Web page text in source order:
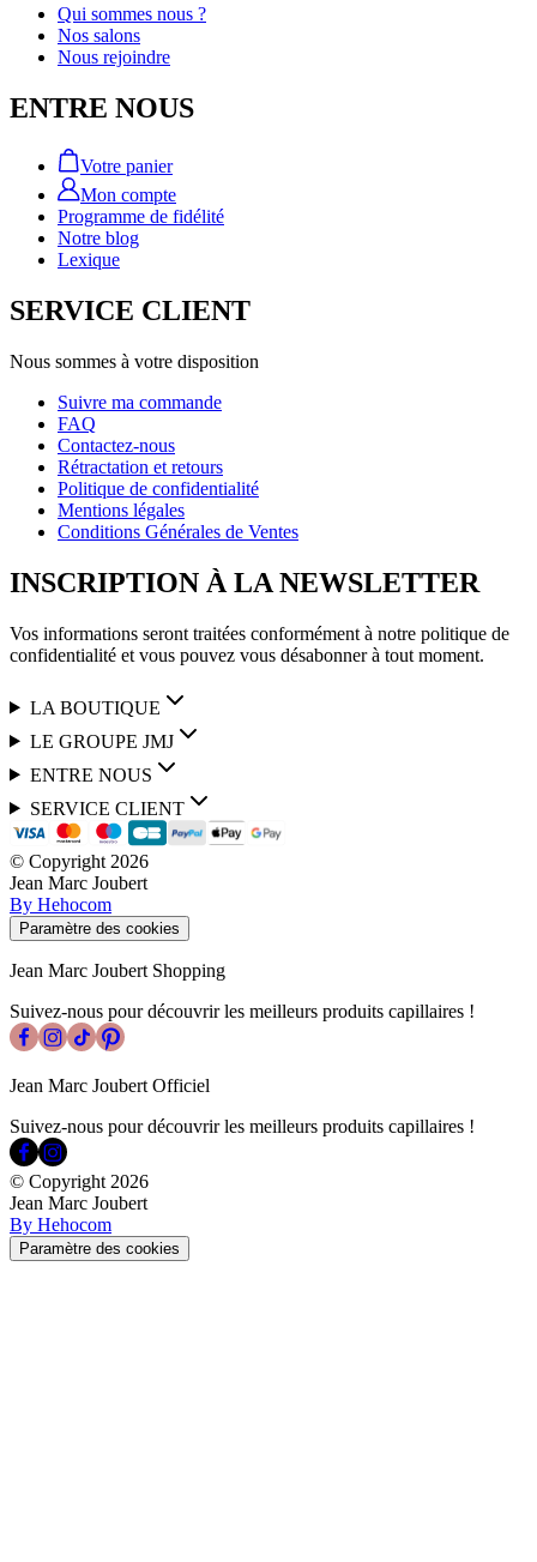
Qui sommes nous ?
Nos salons
Nous rejoindre
ENTRE NOUS
Votre panier
Mon compte
Programme de fidélité
Notre blog
Lexique
SERVICE CLIENT
Nous sommes à votre disposition
Suivre ma commande
FAQ
Contactez-nous
Rétractation et retours
Politique de confidentialité
Mentions légales
Conditions Générales de Ventes
INSCRIPTION À LA NEWSLETTER
Vos informations seront traitées conformément à notre politique de
confidentialité et vous pouvez vous désabonner à tout moment.
LA BOUTIQUE
LE GROUPE JMJ
ENTRE NOUS
SERVICE CLIENT
© Copyright 2026
Jean Marc Joubert
By Hehocom
Paramètre des cookies
Jean Marc Joubert Shopping
Suivez-nous pour découvrir les meilleurs produits capillaires !
Jean Marc Joubert Officiel
Suivez-nous pour découvrir les meilleurs produits capillaires !
© Copyright 2026
Jean Marc Joubert
By Hehocom
Paramètre des cookies